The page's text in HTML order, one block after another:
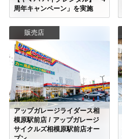
周年キャンペーン」を実施
販売店
アップガレージライダース相
模原駅前店 / アップガレージ
サイクルズ相模原駅前店オー